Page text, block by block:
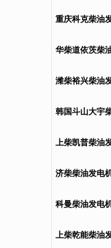
重庆科克柴油
华柴道依茨柴
潍柴裕兴柴油
韩国斗山大宇
机组
上柴凯普柴油
济柴柴油发电
科曼柴油发电
上柴乾能柴油